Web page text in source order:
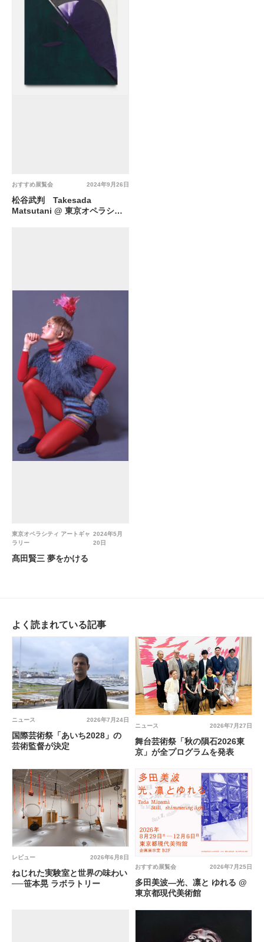
2024年9月26日
おすすめ展覧会
松谷武判 Takesada
Matsutani @ 東京オペラシテ
2024年5月
20日
東京オペラシティ アートギャ
ラリー
髙田賢三 夢をかける
よく読まれている記事
2026年7月24日
ニュース
国際芸術祭「あいち2028」の
芸術監督が決定
2026年7月27日
ニュース
舞台芸術祭「秋の隕石2026東
京」が全プログラムを発表
2026年6月8日
レビュー
ねじれた実験室と世界の味わい
──笹本晃 ラボラトリー
2026年7月25日
おすすめ展覧会
多田美波―光、凛と ゆれる @
東京都現代美術館